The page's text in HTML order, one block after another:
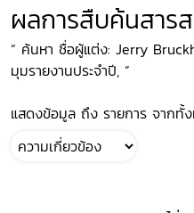
ผลการสืบค้นสาร
“ ค้นหา ชื่อผู้แต่ง: Jerry
มุมรายงานประจำปี, ”
แสดงข้อมูล ถึง รายการ จากทั้